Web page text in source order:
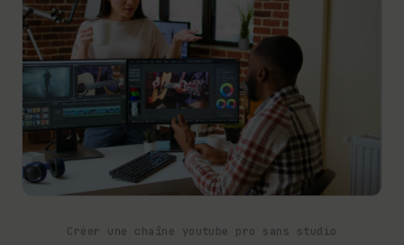
Créer une chaîne youtube pro sans studio